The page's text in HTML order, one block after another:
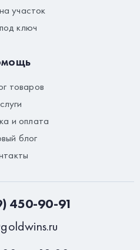
участок
ключ
товаров
и оплата
блог
450-90-91